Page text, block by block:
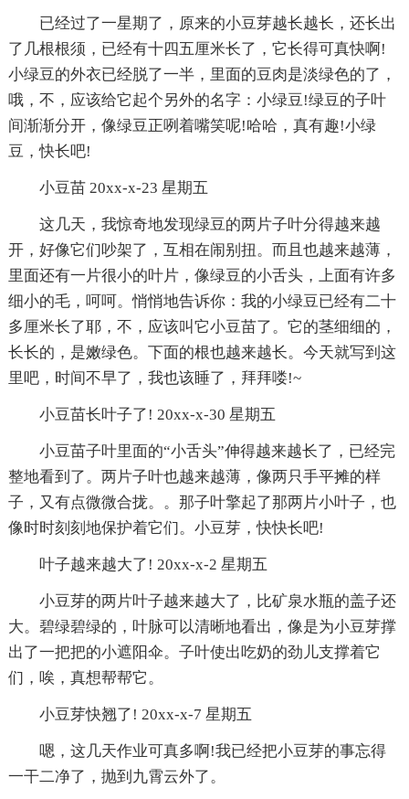
已经过了一星期了，原来的小豆芽越长越长，还长出
了几根根须，已经有十四五厘米长了，它长得可真快啊!
小绿豆的外衣已经脱了一半，里面的豆肉是淡绿色的了，
哦，不，应该给它起个另外的名字：小绿豆!绿豆的子叶
间渐渐分开，像绿豆正咧着嘴笑呢!哈哈，真有趣!小绿
豆，快长吧!
小豆苗 20xx-x-23 星期五
这几天，我惊奇地发现绿豆的两片子叶分得越来越
开，好像它们吵架了，互相在闹别扭。而且也越来越薄，
里面还有一片很小的叶片，像绿豆的小舌头，上面有许多
细小的毛，呵呵。悄悄地告诉你：我的小绿豆已经有二十
多厘米长了耶，不，应该叫它小豆苗了。它的茎细细的，
长长的，是嫩绿色。下面的根也越来越长。今天就写到这
里吧，时间不早了，我也该睡了，拜拜喽!~
小豆苗长叶子了! 20xx-x-30 星期五
小豆苗子叶里面的“小舌头”伸得越来越长了，已经完
整地看到了。两片子叶也越来越薄，像两只手平摊的样
子，又有点微微合拢。。那子叶擎起了那两片小叶子，也
像时时刻刻地保护着它们。小豆芽，快快长吧!
叶子越来越大了! 20xx-x-2 星期五
小豆芽的两片叶子越来越大了，比矿泉水瓶的盖子还
大。碧绿碧绿的，叶脉可以清晰地看出，像是为小豆芽撑
出了一把把的小遮阳伞。子叶使出吃奶的劲儿支撑着它
们，唉，真想帮帮它。
小豆芽快翘了! 20xx-x-7 星期五
嗯，这几天作业可真多啊!我已经把小豆芽的事忘得
一干二净了，抛到九霄云外了。